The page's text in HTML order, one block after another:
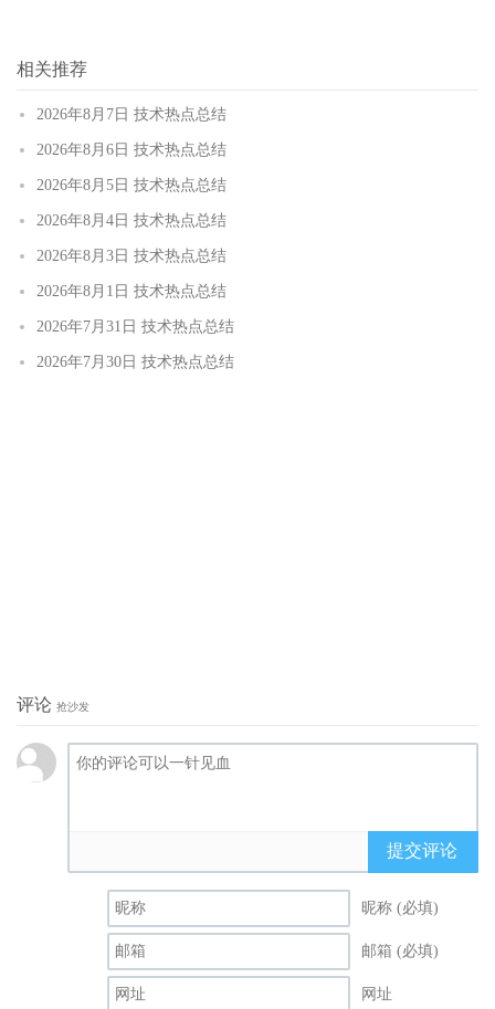
相关推荐
2026年8月7日 技术热点总结
2026年8月6日 技术热点总结
2026年8月5日 技术热点总结
2026年8月4日 技术热点总结
2026年8月3日 技术热点总结
2026年8月1日 技术热点总结
2026年7月31日 技术热点总结
2026年7月30日 技术热点总结
评论 抢沙发
提交评论
昵称 (必填)
邮箱 (必填)
网址